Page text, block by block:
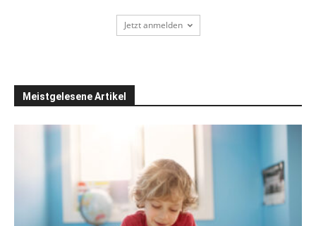
Jetzt anmelden
Meistgelesene Artikel